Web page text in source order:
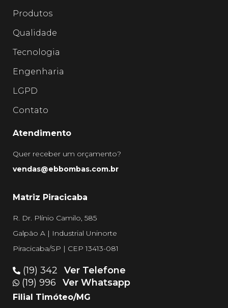
Produtos
Qualidade
Tecnologia
Engenharia
LGPD
Contato
Atendimento
Quer receber um orçamento?
vendas@ebbombas.com.br
Matriz Piracicaba
R. Dr. Plínio Camilo, 585
Galpão A | Industrial Uninorte
Piracicaba/SP | CEP 13413-081
(19) 342
Ver Telefone
(19) 996
Ver Whatsapp
Filial Timóteo/MG